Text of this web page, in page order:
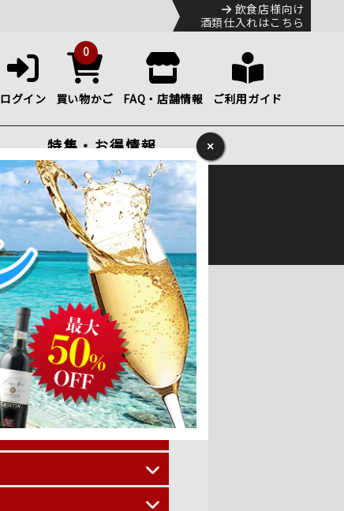
飲食店様向け
酒類仕入れはこちら
ログイン
0
買い物かご FAQ・店舗情報 ご利用ガイド
特集・お得情報
HPをご確認下さい。
紹介いたします。
×